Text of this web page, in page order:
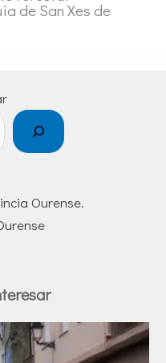
de San Xes de
Ourense.